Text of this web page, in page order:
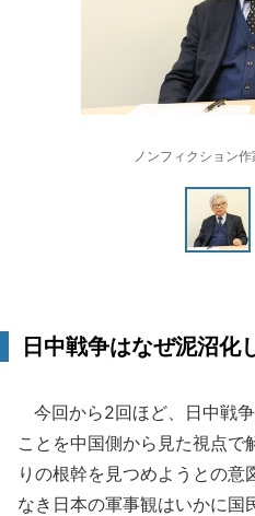
ノンフィクション
日中戦争はなぜ泥沼化
今回から2回ほど、日中戦
ことを中国側から見た視点で
りの根幹を見つめようとの
なき日本の軍事観はいかに国